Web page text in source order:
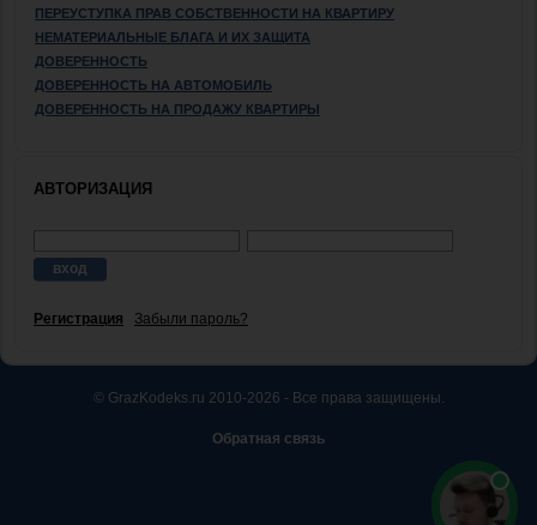
ПЕРЕУСТУПКА ПРАВ СОБСТВЕННОСТИ НА КВАРТИРУ
НЕМАТЕРИАЛЬНЫЕ БЛАГА И ИХ ЗАЩИТА
ДОВЕРЕННОСТЬ
ДОВЕРЕННОСТЬ НА АВТОМОБИЛЬ
ДОВЕРЕННОСТЬ НА ПРОДАЖУ КВАРТИРЫ
АВТОРИЗАЦИЯ
Регистрация Забыли пароль?
© GrazKodeks.ru 2010-2026 - Все права защищены.
Обратная связь